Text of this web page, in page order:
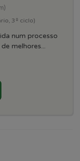
3º ciclo)
num processo
melhores...